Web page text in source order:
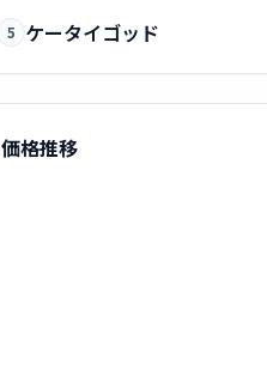
5 ケータイゴッド
価格推移